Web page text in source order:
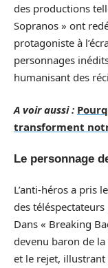
des productions
Sopranos » ont
protagoniste à
personnages
humanisant des
A voir aussi :
transforment
Le personnage
L’anti-héros a pris
des
Dans « Breaking
devenu baron de
et le rejet, illustrant